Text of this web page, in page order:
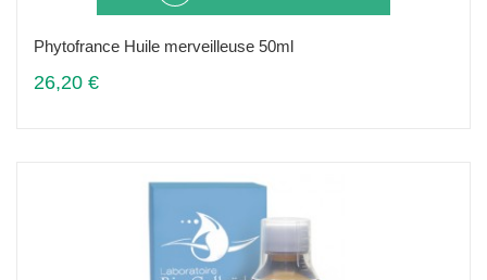
Phytofrance Huile merveilleuse 50ml
26,20 €